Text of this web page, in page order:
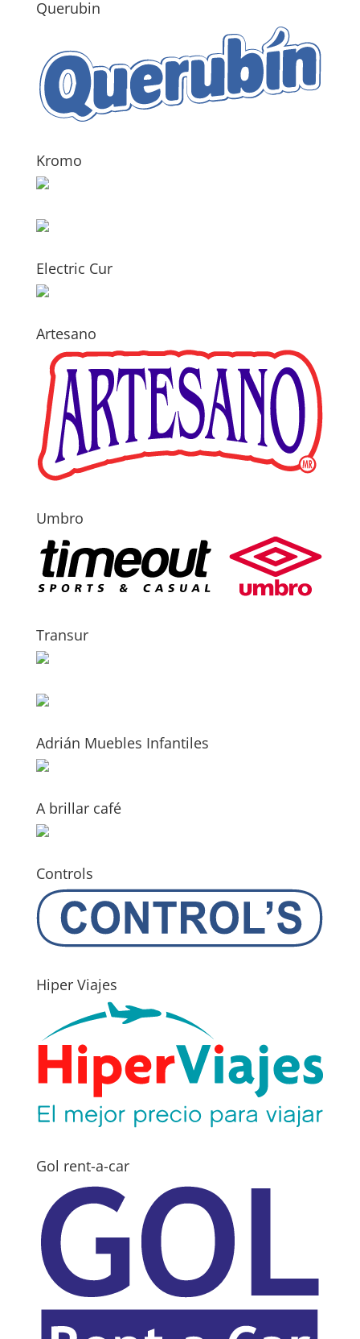
Querubin
Kromo
Electric Cur
Artesano
Umbro
Transur
Adrián Muebles Infantiles
A brillar café
Controls
Hiper Viajes
Gol rent-a-car